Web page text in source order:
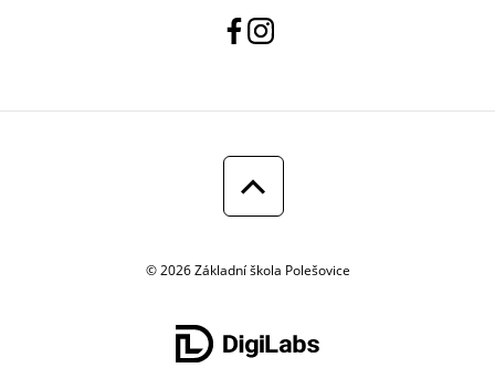
© 2026 Základní škola Polešovice